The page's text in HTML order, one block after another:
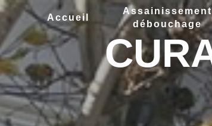
Accueil
Assainissement
débouchage
Panneau de gestion des cookies